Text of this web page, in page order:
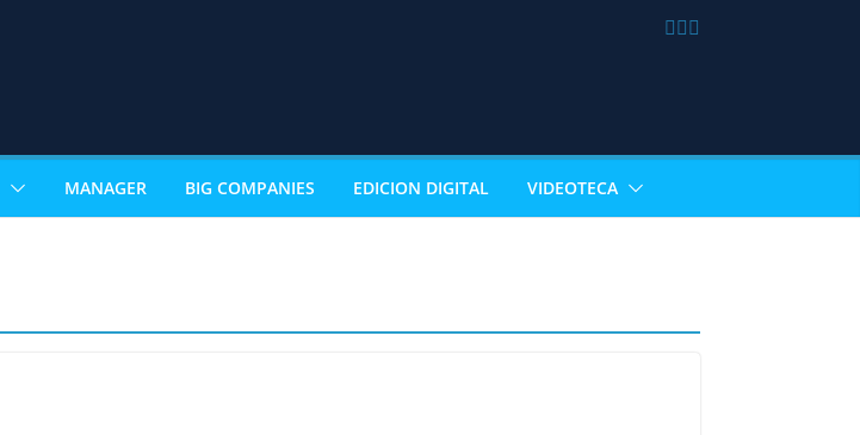
MANAGER BIG COMPANIES EDICION DIGITAL VIDEOTECA